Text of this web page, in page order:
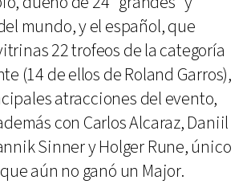
mundo, y el español, que
22 trofeos de la categoría
(14 de ellos de Roland Garros),
atracciones del evento,
con Carlos Alcaraz, Daniil
Sinner y Holger Rune, único
aún no ganó un Major.